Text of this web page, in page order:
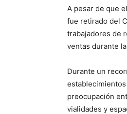
A pesar de que
fue retirado del
trabajadores de
ventas durante
Durante un
preocupación
vialidades y